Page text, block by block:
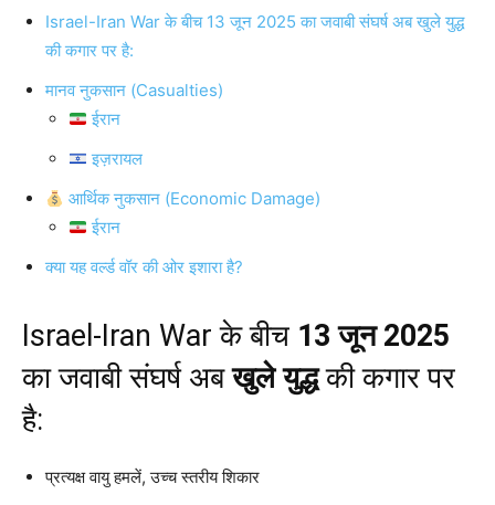
Israel-Iran War के बीच 13 जून 2025 का जवाबी संघर्ष अब खुले युद्ध
की कगार पर है:
मानव नुकसान (Casualties)
ईरान
इज़रायल
आर्थिक नुकसान (Economic Damage)
ईरान
क्या यह वर्ल्ड वॉर की ओर इशारा है?
Israel-Iran War के बीच 13 जून 2025
का जवाबी संघर्ष अबखुले युद्धकी कगार पर
है:
प्रत्यक्ष वायु हमलें, उच्च स्तरीय शिकार